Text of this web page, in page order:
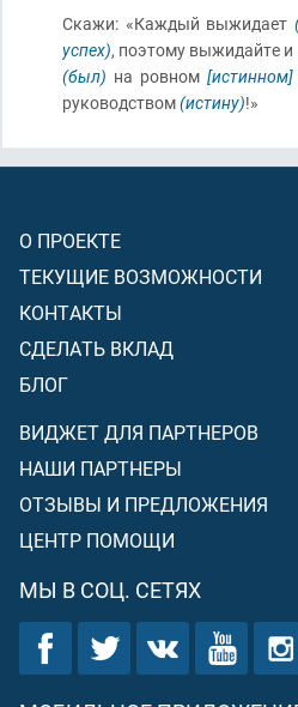
Скажи: «Каждый выжидает
успех), поэтому выжидайте и
(был) на ровном [истинном]
руководством(истину)!»
О ПРОЕКТЕ
ТЕКУЩИЕ ВОЗМОЖНОСТИ
КОНТАКТЫ
СДЕЛАТЬ ВКЛАД
БЛОГ
ВИДЖЕТ ДЛЯ ПАРТНЕРОВ
НАШИ ПАРТНЕРЫ
ОТЗЫВЫ И ПРЕДЛОЖЕНИЯ
ЦЕНТР ПОМОЩИ
МЫ В СОЦ. СЕТЯХ